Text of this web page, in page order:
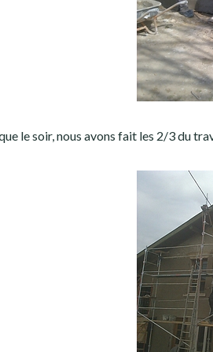
le soir, nous avons fait les 2/3 du